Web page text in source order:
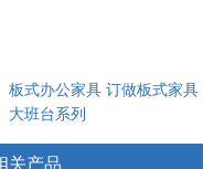
板式办公家具 订做板式家具
大班台系列
关产品